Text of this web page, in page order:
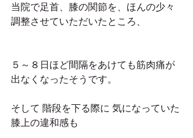
当院で足首、膝の関節を、ほんの少々
調整させていただいたところ、
５～８日ほど間隔をあけても筋肉痛が
出なくなったそうです。
そして 階段を下る際に 気になっていた
膝上の違和感も